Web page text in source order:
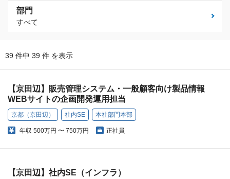
部門
すべて
39 件中 39 件 を表示
【京田辺】販売管理システム・一般顧客向け製品情報
WEBサイトの企画開発運用担当
京都（京田辺） 社内SE 本社部門本部
年収 500万円 〜 750万円 正社員
【京田辺】社内SE（インフラ）